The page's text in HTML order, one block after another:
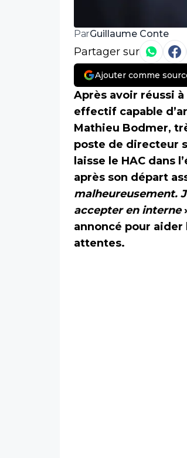
ParGuillaume Conte
Partager sur
Ajouter comme
Après avoir réussi
effectif capable
Mathieu Bodmer,
poste de directeur
laisse le HAC dans
après son départ
malheureusement.
accepter en interne
annoncé pour aider
attentes.